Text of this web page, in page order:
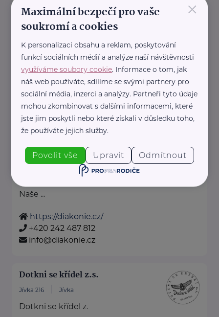
denisa.kimlova@rozhlas.cz
Diakonie Českobratrské církve
evangelické
Komu pomáháme
Děti, mládež, rodiny
Senioři
umírající
Lidé v nouzi
Naše ...
https://diakonie.cz/
+420 242 487 812
info@diakonie.cz
Dotkni se křídel z.s.
Jívka 216 Jívka
Dotkni se křídel z.
×
Maximální bezpečí pro vaše
soukromí a cookies
K personalizaci obsahu a reklam, poskytování
funkcí sociálních médií a analýze naší návštěvnosti
využíváme soubory cookie. Informace o tom, jak
náš web používáte, sdílíme se svými partnery pro
sociální média, inzerci a analýzy. Partneři tyto údaje
mohou zkombinovat s dalšími informacemi, které
jste jim poskytli nebo které získali v důsledku toho,
že používáte jejich služby.
Povolit vše Upravit Odmítnout